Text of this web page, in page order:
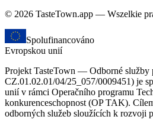
© 2026 TasteTown.app — Wszelkie
Spolufinancováno
Evropskou unií
Projekt TasteTown — Odborné služby
CZ.01.02.01/04/25_057/0009451) je
unií v rámci Operačního programu
konkurenceschopnost (OP TAK).
odborných služeb sloužících k rozvoji